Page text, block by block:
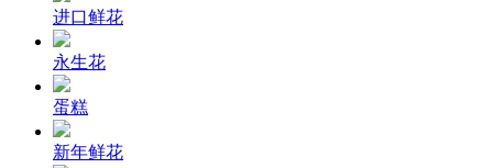
进口鲜花
永生花
蛋糕
新年鲜花